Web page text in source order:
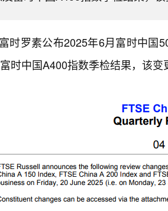
时罗素公布2025年6月富时中国
时中国A400指数季检结果，该